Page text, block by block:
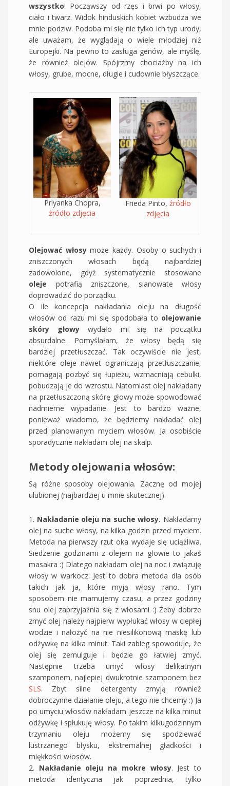
wszystko! Począwszy od rzęs i brwi po włosy,
ciało i twarz. Widok hinduskich kobiet wzbudza we
mnie podziw. Podoba mi się nie tylko ich typ urody,
ale uważam, że wyglądają o wiele młodziej niż
Europejki. Na pewno to zasługa genów, ale myślę,
że również olejów. Spójrzmy chociażby na ich
włosy, grube, mocne, długie i cudownie błyszczące.
Priyanka Chopra,
źródło zdjęcia
Frieda Pinto, źródło
zdjęcia
Olejować włosymoże każdy. Osoby o suchych i
zniszczonych włosach będą najbardziej
zadowolone, gdyż systematycznie stosowane
oleje potrafią zniszczone, sianowate włosy
doprowadzić do porządku.
O ile koncepcja nakładania oleju na długość
włosów od razu mi się spodobała to olejowanie
skóry głowy wydało mi się na początku
absurdalne. Pomyślałam, że włosy będą się
bardziej przetłuszczać. Tak oczywiście nie jest,
niektóre oleje nawet ograniczają przetłuszczanie,
pomagają pozbyć się łupieżu, wzmacniają cebulki,
pobudzają je do wzrostu. Natomiast olej nakładany
na przetłuszczoną skórę głowy może spowodować
nadmierne wypadanie. Jest to bardzo ważne,
ponieważ wiadomo, że będziemy nakładać olej
przed planowanym myciem włosów. Ja osobiście
sporadycznie nakładam olej na skalp.
Metody olejowania włosów:
Są różne sposoby olejowania. Zacznę od mojej
ulubionej (najbardziej u mnie skutecznej).
1. Nakładanie oleju na suche włosy. Nakładamy
olej na suche włosy, na kilka godzin przed myciem.
Metoda na pierwszy rzut oka wydaje się uciążliwa.
Siedzenie godzinami z olejem na głowie to jakaś
masakra :) Dlatego nakładam olej na noc i związuję
włosy w warkocz. Jest to dobra metoda dla osób
takich jak ja, które myją włosy rano. Tym
sposobem nie marnujemy czasu, a przez godziny
snu olej zaprzyjaźnia się z włosami :) Żeby dobrze
zmyć olej należy najpierw wypłukać włosy w ciepłej
wodzie i nałożyć na nie niesilikonową maskę lub
odżywkę na kilka minut. Taki zabieg spowoduje, że
olej się zemulguje i będzie go łatwiej zmyć.
Następnie trzeba umyć włosy delikatnym
szamponem, najlepiej dwukrotnie szamponem bez
SLS. Zbyt silne detergenty zmyją również
dobroczynne działanie oleju, a tego nie chcemy :) Ja
po umyciu włosów nakładam jeszcze na kilka minut
odżywkę i spłukuję włosy. Po takim kilkugodzinnym
trzymaniu oleju możemy się spodziewać
lustrzanego błysku, ekstremalnej gładkości i
miękkości włosów.
2. Nakładanie oleju na mokre włosy. Jest to
metoda identyczna jak poprzednia, tylko